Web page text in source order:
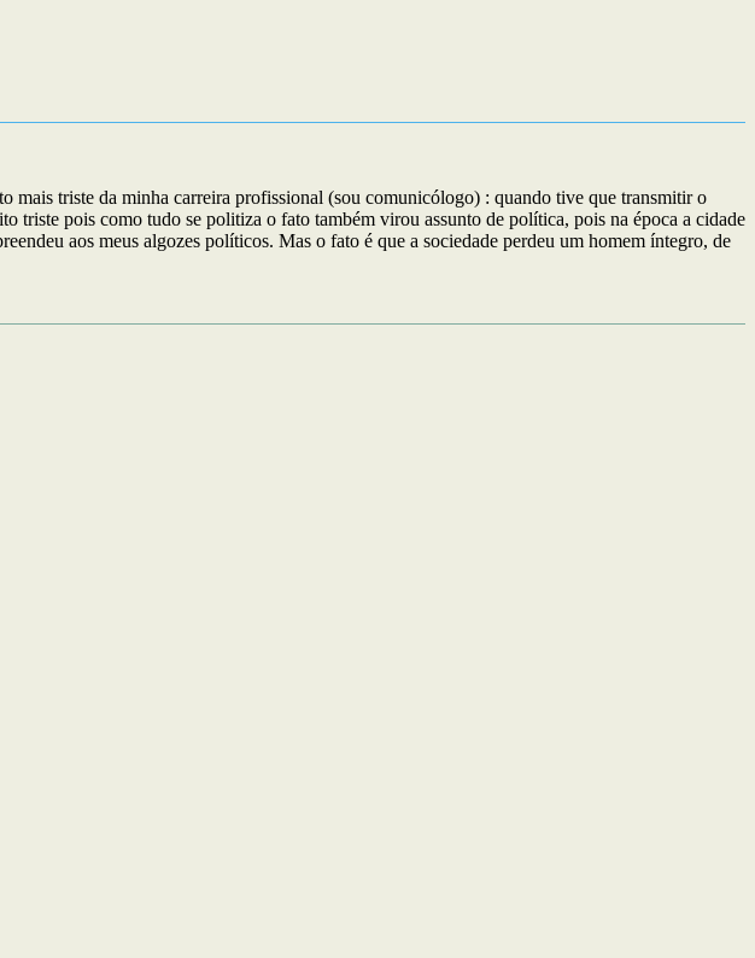
triste da minha carreira profissional (sou comunicólogo) : quando tive que transmitir o
pois como tudo se politiza o fato também virou assunto de política, pois na época a cidade
aos meus algozes políticos. Mas o fato é que a sociedade perdeu um homem íntegro, de